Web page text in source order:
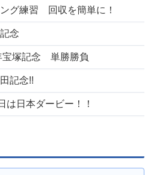
グ練習 回収を簡単に！
念
塚記念 単勝勝負
記念!!
は日本ダービー！！